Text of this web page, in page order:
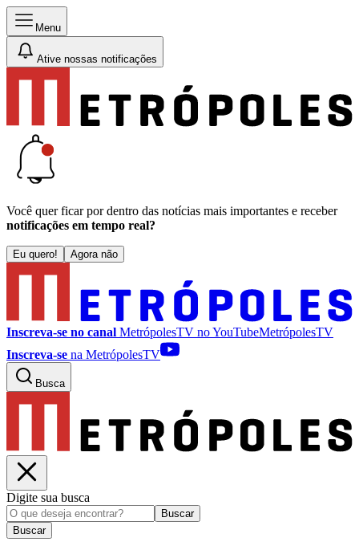
Menu
Ative nossas notificações
Você quer ficar por dentro das notícias mais importantes e receber
notificações em tempo real?
Eu quero! Agora não
Inscreva-se no canal MetrópolesTV noYouTubeMetrópolesTV
Inscreva-se na MetrópolesTV
Busca
Digite sua busca
Buscar
Buscar